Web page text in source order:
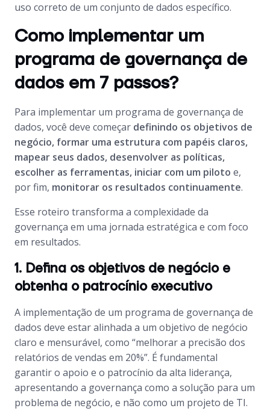
uso correto de um conjunto de dados específico.
Como implementar um
programa de governança de
dados em 7 passos?
Para implementar um programa de governança de
dados, você deve começar definindo os objetivos de
negócio, formar uma estrutura com papéis claros,
mapear seus dados, desenvolver as políticas,
escolher as ferramentas, iniciar com um piloto e,
por fim, monitorar os resultados continuamente.
Esse roteiro transforma a complexidade da
governança em uma jornada estratégica e com foco
em resultados.
1. Defina os objetivos de negócio e
obtenha o patrocínio executivo
A implementação de um programa de governança de
dados deve estar alinhada a um objetivo de negócio
claro e mensurável, como “melhorar a precisão dos
relatórios de vendas em 20%”. É fundamental
garantir o apoio e o patrocínio da alta liderança,
apresentando a governança como a solução para um
problema de negócio, e não como um projeto de TI.